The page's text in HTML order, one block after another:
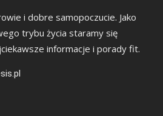
i dobre samopoczucie. Jako
trybu życia staramy się
informacje i porady fit.